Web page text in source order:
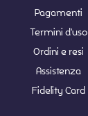
Pagamenti
Termini d'uso
Ordini e resi
Assistenza
Fidelity Card